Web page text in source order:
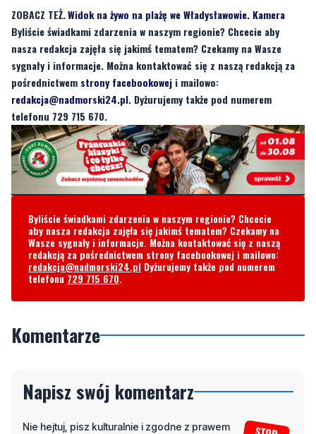
ZOBACZ TEŻ.Widok na żywo na plażę we Władysławowie. Kamera
Byliście świadkami zdarzenia w naszym regionie? Chcecie aby
nasza redakcja zajęła się jakimś tematem? Czekamy na Wasze
sygnały i informacje. Można kontaktować się z naszą redakcją za
pośrednictwem strony facebookowej i mailowo:
redakcja@nadmorski24.pl. Dyżurujemy także pod numerem
telefonu 729 715 670.
Byliście świadkami zdarzenia w naszym regionie? Chcecie
aby nasza redakcja zajęła się jakimś tematem? Czekamy na
Wasze sygnały i informacje. Można kontaktować się z naszą
redakcją za pośrednictwem strony facebookowej i mailowo:
redakcja@nadmorski24.pl Dyżurujemy także pod numerem
telefonu 729 715 670.
Komentarze
Napisz swój komentarz
Nie hejtuj, pisz kulturalnie i zgodne z prawem